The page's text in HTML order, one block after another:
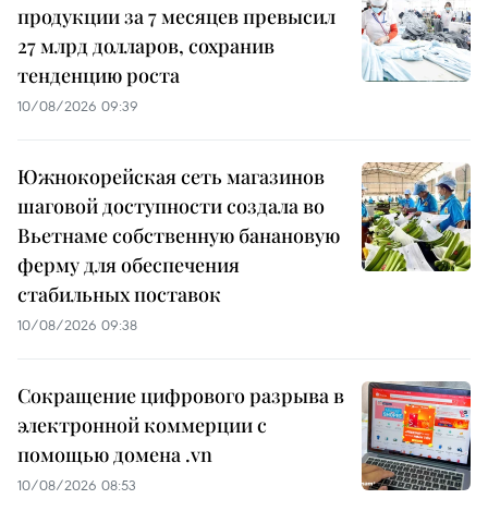
продукции за 7 месяцев превысил
27 млрд долларов, сохранив
тенденцию роста
10/08/2026 09:39
Южнокорейская сеть магазинов
шаговой доступности создала во
Вьетнаме собственную банановую
ферму для обеспечения
стабильных поставок
10/08/2026 09:38
Сокращение цифрового разрыва в
электронной коммерции с
помощью домена .vn
10/08/2026 08:53